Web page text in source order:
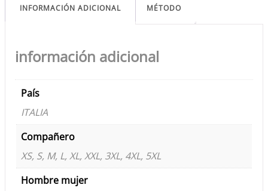
INFORMACIÓN ADICIONAL MÉTODO
información adicional
País
ITALIA
Compañero
XS, S, M, L, XL, XXL, 3XL, 4XL, 5XL
Hombre mujer